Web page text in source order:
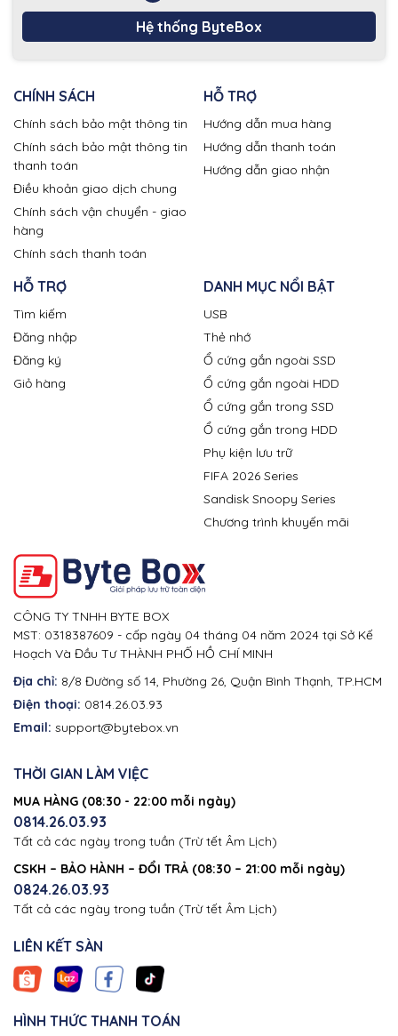
Hệ thống ByteBox
CHÍNH SÁCH
Chính sách bảo mật thông tin
Chính sách bảo mật thông tin
thanh toán
Điều khoản giao dịch chung
Chính sách vận chuyển - giao
hàng
Chính sách thanh toán
HỖ TRỢ
Hướng dẫn mua hàng
Hướng dẫn thanh toán
Hướng dẫn giao nhận
HỖ TRỢ
Tìm kiếm
Đăng nhập
Đăng ký
Giỏ hàng
DANH MỤC NỔI BẬT
USB
Thẻ nhớ
Ổ cứng gắn ngoài SSD
Ổ cứng gắn ngoài HDD
Ổ cứng gắn trong SSD
Ổ cứng gắn trong HDD
Phụ kiện lưu trữ
FIFA 2026 Series
Sandisk Snoopy Series
Chương trình khuyến mãi
CÔNG TY TNHH BYTE BOX
MST: 0318387609 - cấp ngày 04 tháng 04 năm 2024 tại Sở Kế
Hoạch Và Đầu Tư THÀNH PHỐ HỒ CHÍ MINH
Địa chỉ: 8/8 Đường số 14, Phường 26, Quận Bình Thạnh, TP.HCM
Điện thoại: 0814.26.03.93
Email: support@bytebox.vn
THỜI GIAN LÀM VIỆC
MUA HÀNG (08:30 - 22:00 mỗi ngày)
0814.26.03.93
Tất cả các ngày trong tuần (Trừ tết Âm Lịch)
CSKH – BẢO HÀNH – ĐỔI TRẢ (08:30 – 21:00 mỗi ngày)
0824.26.03.93
Tất cả các ngày trong tuần (Trừ tết Âm Lịch)
LIÊN KẾT SÀN
HÌNH THỨC THANH TOÁN